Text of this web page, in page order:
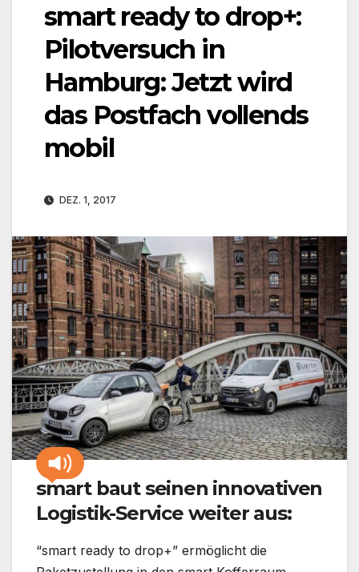
smart ready to drop+:
Pilotversuch in
Hamburg: Jetzt wird
das Postfach vollends
mobil
DEZ. 1, 2017
smart baut seinen innovativen
Logistik-Service weiter aus:
“smart ready to drop+” ermöglicht die